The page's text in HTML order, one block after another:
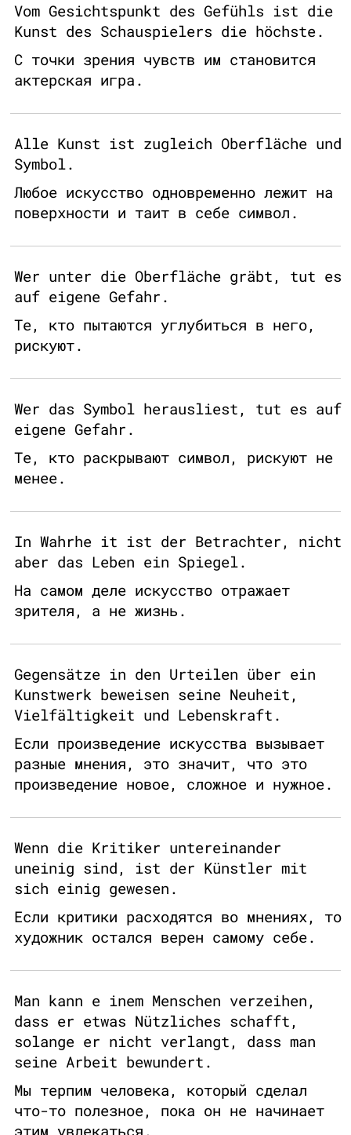
Vom Gesichtspunkt des Gefühls ist die
Kunst des Schauspielers die höchste.
С точки зрения чувств им становится
актерская игра.
Alle Kunst ist zugleich Oberfläche und
Symbol.
Любое искусство одновременно лежит на
поверхности и таит в себе символ.
Wer unter die Oberfläche gräbt, tut es
auf eigene Gefahr.
Те, кто пытаются углубиться в него,
рискуют.
Wer das Symbol herausliest, tut es auf
eigene Gefahr.
Те, кто раскрывают символ, рискуют не
менее.
In Wahrhe it ist der Betrachter, nicht
aber das Leben ein Spiegel.
На самом деле искусство отражает
зрителя, а не жизнь.
Gegensätze in den Urteilen über ein
Kunstwerk beweisen seine Neuheit,
Vielfältigkeit und Lebenskraft.
Если произведение искусства вызывает
разные мнения, это значит, что это
произведение новое, сложное и нужное.
Wenn die Kritiker untereinander
uneinig sind, ist der Künstler mit
sich einig gewesen.
Если критики расходятся во мнениях, то
художник остался верен самому себе.
Man kann e inem Menschen verzeihen,
dass er etwas Nützliches schafft,
solange er nicht verlangt, dass man
seine Arbeit bewundert.
Мы терпим человека, который сделал
что-то полезное, пока он не начинает
этим увлекаться.